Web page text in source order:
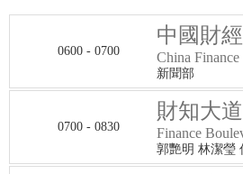
0600 - 0700
中國財
China Finance
新聞部
0700 - 0830
財知大道
Finance
郭艷明 林潔瑩